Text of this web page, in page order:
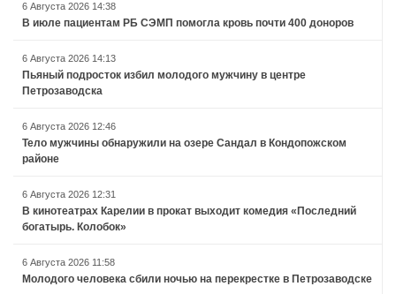
6 Августа 2026 14:38
В июле пациентам РБ СЭМП помогла кровь почти 400 доноров
6 Августа 2026 14:13
Пьяный подросток избил молодого мужчину в центре
Петрозаводска
6 Августа 2026 12:46
Тело мужчины обнаружили на озере Сандал в Кондопожском
районе
6 Августа 2026 12:31
В кинотеатрах Карелии в прокат выходит комедия «Последний
богатырь. Колобок»
6 Августа 2026 11:58
Молодого человека сбили ночью на перекрестке в Петрозаводске